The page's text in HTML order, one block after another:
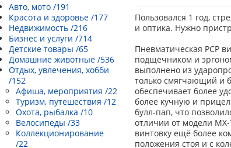
Авто, мото /191
Красота и здоровье /177
Недвижимость /216
Бизнес и услуги /714
Детские товары /65
Домашние животные /536
Отдых, увлечения, хобби
/152
Афиша, мероприятия /22
Туризм, путешествия /12
Охота, рыбалка /10
Велосипеды /33
Коллекционирование
/22
Пользовался 1 год,
и оптика. Нужно
Пневматическая PCP
подщёчником и
выполнено из
только смягчающий и
обеспечивает более
более кучную и
булл-пап, что
отличии от модели МХ-
винтовку ещё более
положения стоя и с